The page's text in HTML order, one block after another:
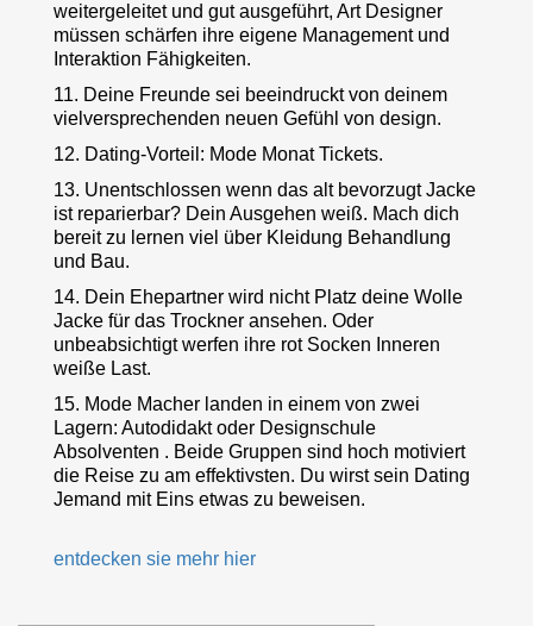
weitergeleitet und gut ausgeführt, Art Designer
müssen schärfen ihre eigene Management und
Interaktion Fähigkeiten.
11. Deine Freunde sei beeindruckt von deinem
vielversprechenden neuen Gefühl von design.
12. Dating-Vorteil: Mode Monat Tickets.
13. Unentschlossen wenn das alt bevorzugt Jacke
ist reparierbar? Dein Ausgehen weiß. Mach dich
bereit zu lernen viel über Kleidung Behandlung
und Bau.
14. Dein Ehepartner wird nicht Platz deine Wolle
Jacke für das Trockner ansehen. Oder
unbeabsichtigt werfen ihre rot Socken Inneren
weiße Last.
15. Mode Macher landen in einem von zwei
Lagern: Autodidakt oder Designschule
Absolventen . Beide Gruppen sind hoch motiviert
die Reise zu am effektivsten. Du wirst sein Dating
Jemand mit Eins etwas zu beweisen.
entdecken sie mehr hier